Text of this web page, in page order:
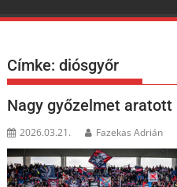
Címke:diósgyőr
Nagy győzelmet aratott
2026.03.21. Fazekas Adrián